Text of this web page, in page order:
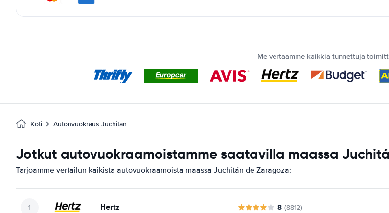
Me vertaamme kaikkia tunnettuja
Koti Autonvuokraus Juchitan
Jotkut autovuokraamoistamme saatavilla maassa
Tarjoamme vertailun kaikista autovuokraamoista maassa Juchitán de Zaragoza:
Hertz 8 (8812)